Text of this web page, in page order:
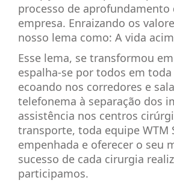
processo de aprofundamento
empresa. Enraizando os
nosso lema como: A vida
Esse lema, se transformou
espalha-se por todos em toda
ecoando nos corredores e
telefonema à separação dos
assistência nos centros
transporte, toda equipe WTM
empenhada e oferecer o seu
sucesso de cada cirurgia
participamos.